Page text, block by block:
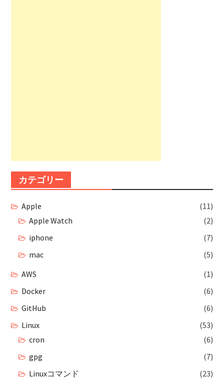
カテゴリー
Apple
(11)
Apple Watch
(2)
iphone
(7)
mac
(5)
AWS
(1)
Docker
(6)
GitHub
(6)
Linux
(53)
cron
(6)
gpg
(7)
Linuxコマンド
(23)